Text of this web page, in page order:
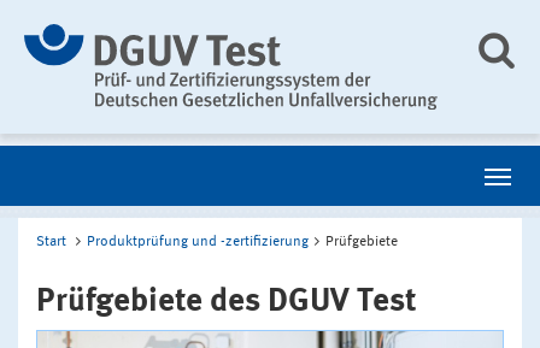
Start Produktprüfung und -zertifizierung Prüfgebiete
Prüfgebiete des DGUV Test